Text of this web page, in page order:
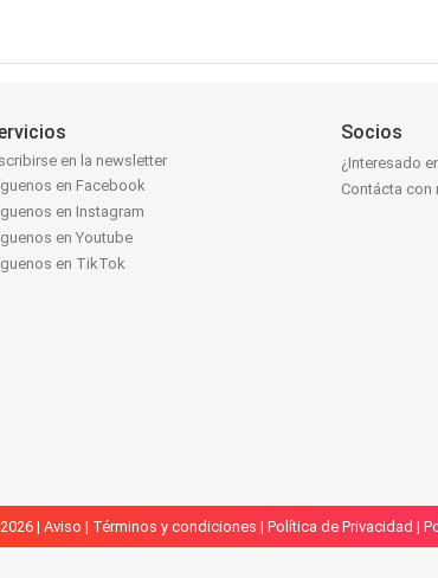
en la newsletter
en Facebook
en Instagram
en Youtube
en TikTok
Socios
¿Interesado
Contácta con
| Aviso | Términos y condiciones | Política de Privacidad |